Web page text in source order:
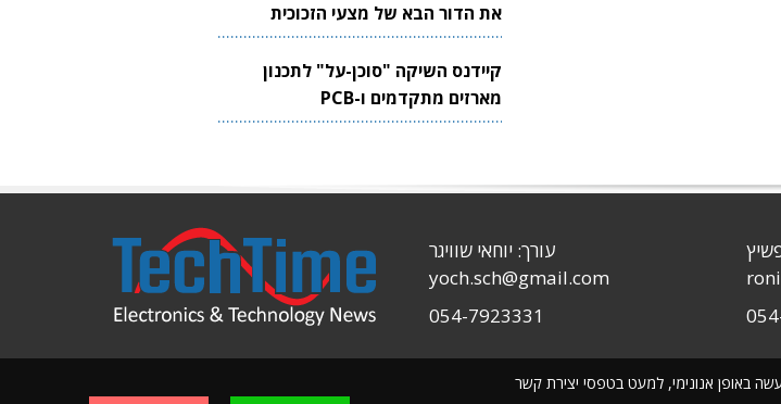
את הדור הבא של מצעי הזכוכית
לשבבים
קיידנס השיקה "סוכן-על" לתכנון
מארזים מתקדמים ו-PCB
באופן אנונימי, למעט בטפסי יצירת קשר
עורך: יוחאי שוויגר
yoch.sch@gmail.com
054-7923331